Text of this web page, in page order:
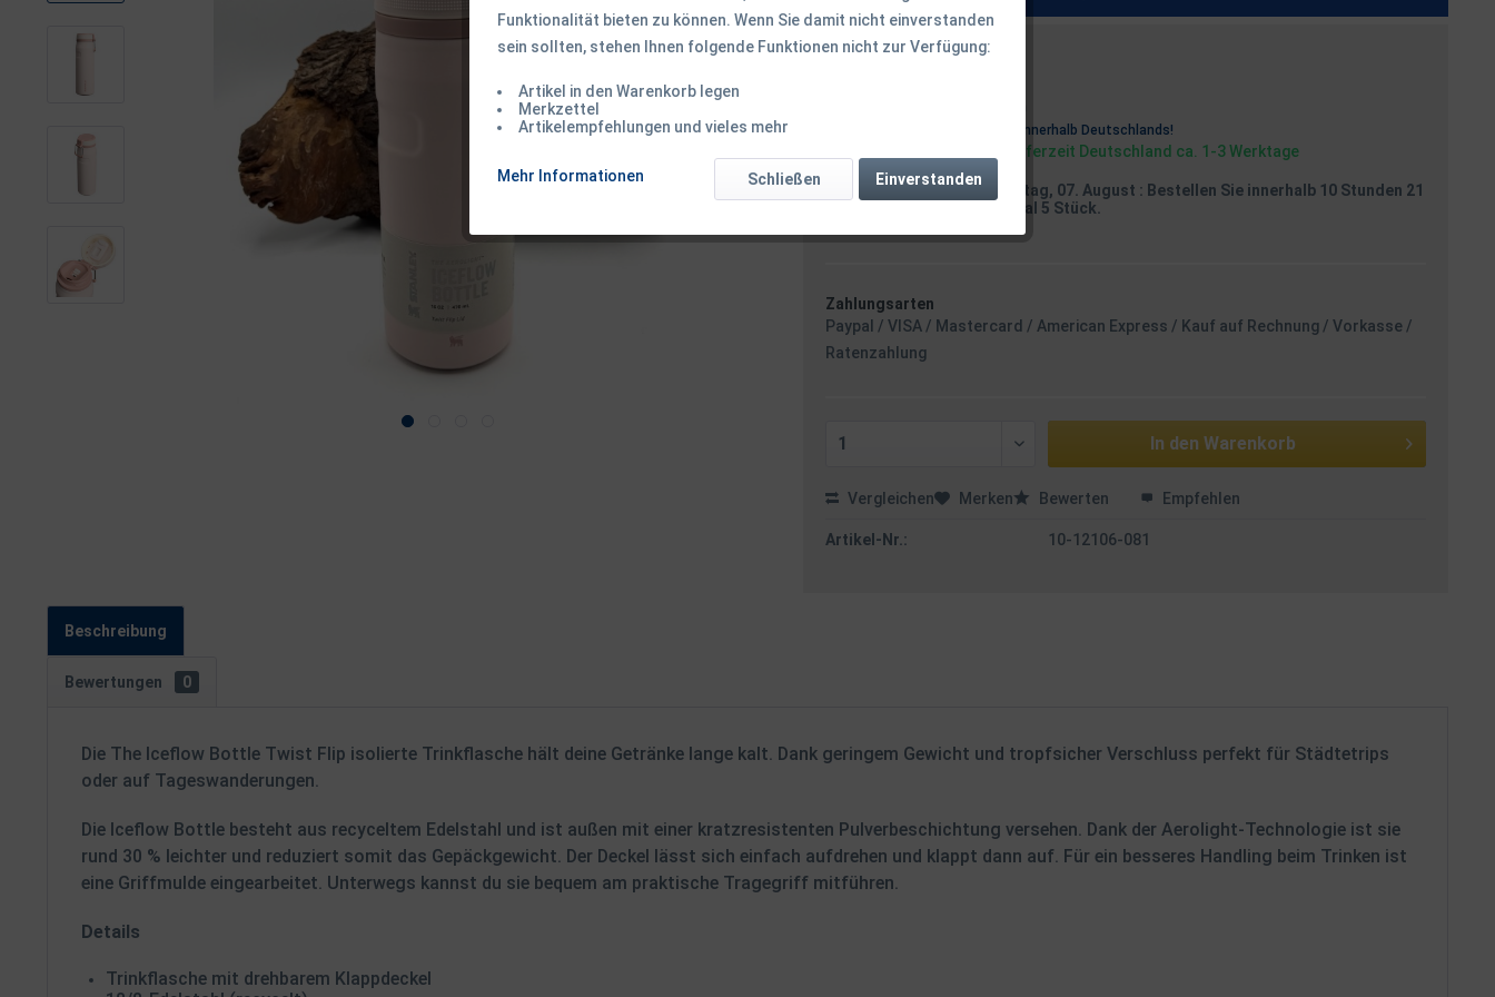
39,50 € *
innerhalb Deutschlands!
Sofort versandfertig, Lieferzeit Deutschland ca. 1-3 Werktage
Versand am Freitag, 07. August : Bestellen Sie innerhalb 10 Stunden 21
- maximal 5 Stück.
Zahlungsarten
Paypal / VISA / Mastercard / American Express / Kauf auf Rechnung / Vorkasse /
Ratenzahlung
In den Warenkorb
Vergleichen Merken Bewerten Empfehlen
Artikel-Nr.: 10-12106-081
Beschreibung
Bewertungen 0
Die The Iceflow Bottle Twist Flip isolierte Trinkflasche hält deine Getränke lange kalt. Dank geringem Gewicht und tropfsicher Verschluss perfekt für Städtetrips
oder auf Tageswanderungen.
Die Iceflow Bottle besteht aus recyceltem Edelstahl und ist außen mit einer kratzresistenten Pulverbeschichtung versehen. Dank der Aerolight-Technologie ist sie
rund 30 % leichter und reduziert somit das Gepäckgewicht. Der Deckel lässt sich einfach aufdrehen und klappt dann auf. Für ein besseres Handling beim Trinken ist
eine Griffmulde eingearbeitet. Unterwegs kannst du sie bequem am praktische Tragegriff mitführen.
Details
Trinkflasche mit drehbarem Klappdeckel
Funktionalität bieten zu können. Wenn Sie damit nicht einverstanden
sein sollten, stehen Ihnen folgende Funktionen nicht zur Verfügung:
Artikel in den Warenkorb legen
Merkzettel
Artikelempfehlungen und vieles mehr
Mehr Informationen Einverstanden
Schließen